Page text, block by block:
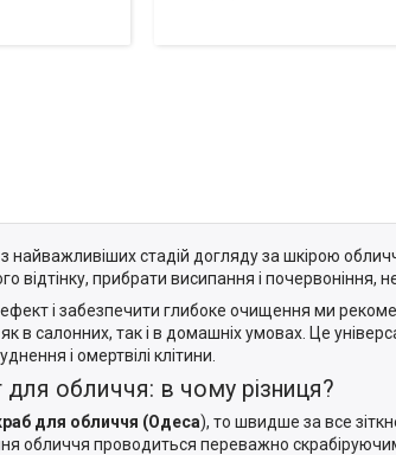
найважливіших стадій догляду за шкірою
відтінку, прибрати висипання і почервоніння,
і забезпечити глибоке очищення ми
в салонних, так і в домашніх умовах. Це
і омертвілі клітини.
для обличчя: в чому різниця?
для обличчя (Одеса), то швидше за все
обличчя проводиться переважно